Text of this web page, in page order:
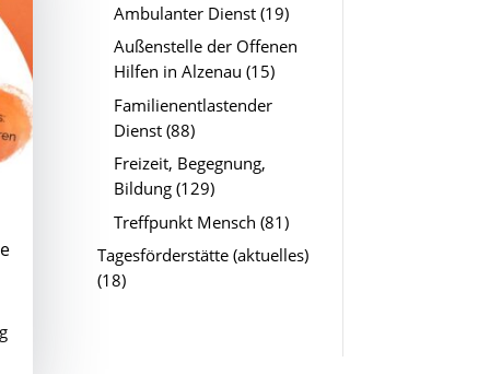
Ambulanter Dienst (19)
Außenstelle der Offenen
Hilfen in Alzenau (15)
Familienentlastender
Dienst (88)
Freizeit, Begegnung,
Bildung (129)
Treffpunkt Mensch (81)
Tagesförderstätte (aktuelles)
(18)